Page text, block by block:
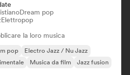
Dream pop
Elettropop
la loro musica
pop
Electro Jazz / Nu Jazz
Musica da film
Jazz fusion